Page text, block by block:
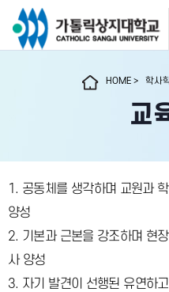
HOME > 학사
교
1. 공동체를 생각하며 교원과
양성
2. 기본과 근본을 강조하며 현장
사 양성
3. 자기 발견이 선행된 유연하고